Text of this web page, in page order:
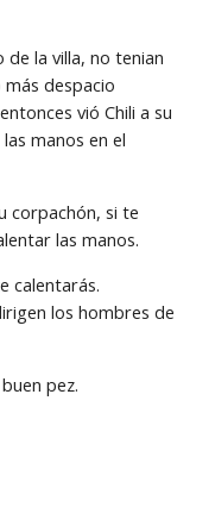
de la villa, no tenian
despacio
vió Chili a su
manos en el
corpachón, si te
las manos.
calentarás.
los hombres de
pez.